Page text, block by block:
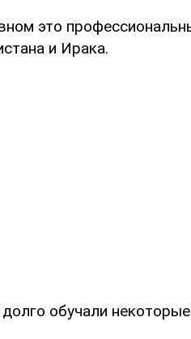
это
и Ирака.
обучали